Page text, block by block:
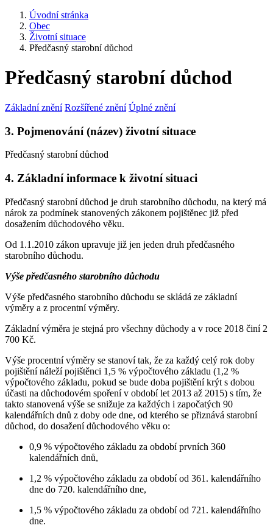
Úvodní stránka
Obec
Životní situace
Předčasný starobní důchod
Předčasný starobní důchod
Základní znění Rozšířené znění Úplné znění
3. Pojmenování (název) životní situace
Předčasný starobní důchod
4. Základní informace k životní situaci
Předčasný starobní důchod je druh starobního důchodu, na který má
nárok za podmínek stanovených zákonem pojištěnec již před
dosažením důchodového věku.
Od 1.1.2010 zákon upravuje již jen jeden druh předčasného
starobního důchodu.
Výše předčasného starobního důchodu
Výše předčasného starobního důchodu se skládá ze základní
výměry a z procentní výměry.
Základní výměra je stejná pro všechny důchody a v roce 2018 činí 2
700 Kč.
Výše procentní výměry se stanoví tak, že za každý celý rok doby
pojištění náleží pojištěnci 1,5 % výpočtového základu (1,2 %
výpočtového základu, pokud se bude doba pojištění krýt s dobou
účasti na důchodovém spoření v období let 2013 až 2015) s tím, že
takto stanovená výše se snižuje za každých i započatých 90
kalendářních dnů z doby ode dne, od kterého se přiznává starobní
důchod, do dosažení důchodového věku o:
0,9 % výpočtového základu za období prvních 360
kalendářních dnů,
1,2 % výpočtového základu za období od 361. kalendářního
dne do 720. kalendářního dne,
1,5 % výpočtového základu za období od 721. kalendářního
dne.